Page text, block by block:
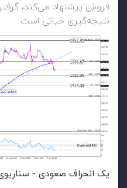
فروش پیشنهاد می‌کند،
نتیجه‌گیری حیاتی است.
یک انحراف صعودی -